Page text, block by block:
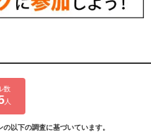
数
人
以下の調査に基づいています。